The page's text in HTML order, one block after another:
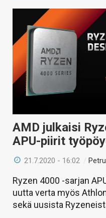
AMD julkaisi
APU-piirit
21.7.2020 - 16:02 /
Ryzen 4000 -sarjan
uutta verta myös
sekä uusista